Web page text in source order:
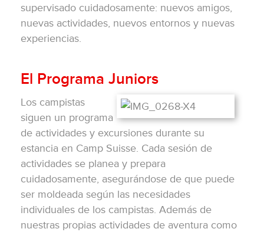
supervisado cuidadosamente: nuevos amigos,
nuevas actividades, nuevos entornos y nuevas
experiencias.
El Programa Juniors
Los campistas
siguen un programa
de actividades y excursiones durante su
estancia en Camp Suisse. Cada sesión de
actividades se planea y prepara
cuidadosamente, asegurándose de que puede
ser moldeada según las necesidades
individuales de los campistas. Además de
nuestras propias actividades de aventura como